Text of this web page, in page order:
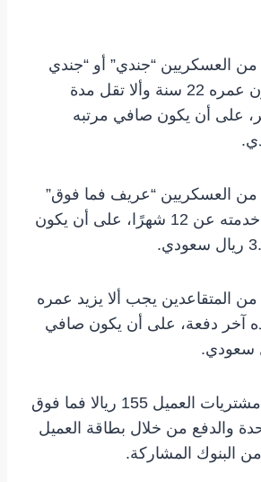
من العسكريين “جندي” أو “جندي
أول” يجب أن يكون عمره 22 سنة وألا تقل مدة
عن 3 أشهر، على أن يكون صافي مرتبه
من العسكريين “عريف فما فوق”
يجب ألا تقل مدة خدمته عن 12 شهرًا، على أن يكون
من المتقاعدين يجب ألا يزيد عمره
آخر دفعة، على أن يكون صافي
6- أن تكون قيمة مشتريات العميل 155 ريالا فما فوق
والدفع من خلال بطاقة العميل
من البنوك المشاركة.